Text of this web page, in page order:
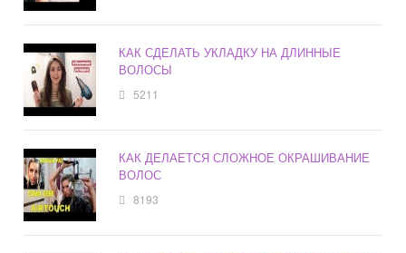
КАК СДЕЛАТЬ УКЛАДКУ НА ДЛИННЫЕ
ВОЛОСЫ
5211
КАК ДЕЛАЕТСЯ СЛОЖНОЕ ОКРАШИВАНИЕ
ВОЛОС
8193